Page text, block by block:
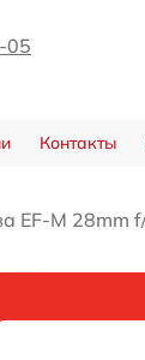
05
Контакты
EF-M 28mm